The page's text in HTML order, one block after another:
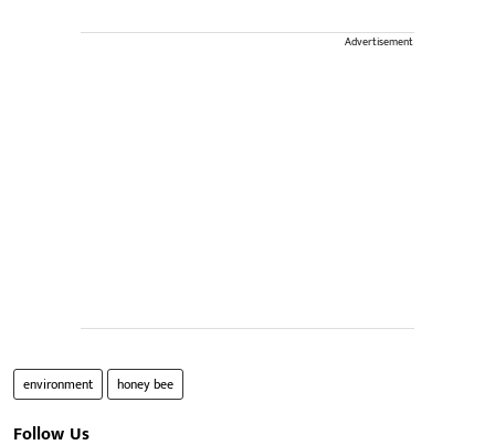
Advertisement
environment honey bee
Follow Us